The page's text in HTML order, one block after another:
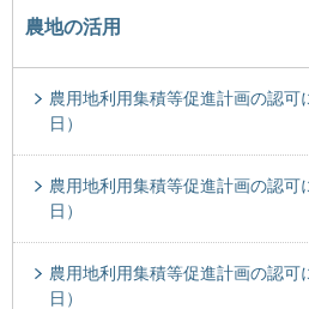
農地の活用
農用地利用集積等促進計画の認可
日）
農用地利用集積等促進計画の認
日）
農用地利用集積等促進計画の認可
日）